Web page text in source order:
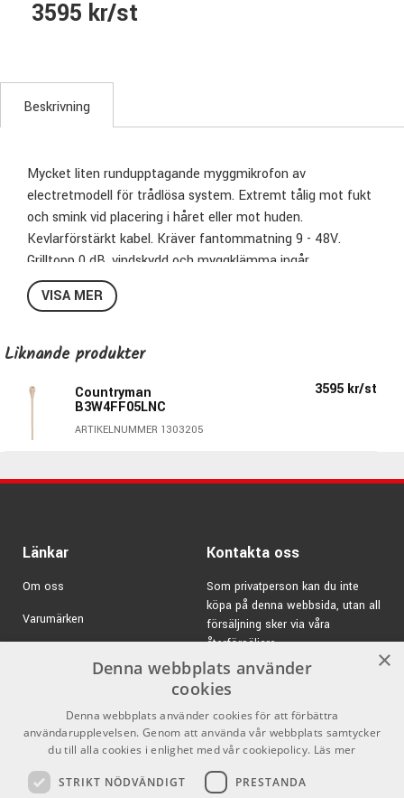
3595 kr/st
Beskrivning
Mycket liten rundupptagande myggmikrofon av
electretmodell för trådlösa system. Extremt tålig mot fukt
och smink vid placering i håret eller mot huden.
Kevlarförstärkt kabel. Kräver fantommatning 9 - 48V.
Grilltopp 0 dB, vindskydd och myggklämma ingår.
Max SPL: 150 dB>
Vikt: 0,34 gr
VISA MER
Liknande produkter
Countryman
B3W4FF05LNC
ARTIKELNUMMER 1303205
3595 kr/st
Länkar
Om oss
Varumärken
Försäljningsvillkor
Inlogg för återförsäljare
Kontakta oss
Som privatperson kan du inte
köpa på denna webbsida, utan all
försäljning sker via våra
återförsäljare.
E-post:info@emnordic.se
×
Denna webbplats använder
cookies
Denna webbplats använder cookies för att förbättra
användarupplevelsen. Genom att använda vår webbplats samtycker
du till alla cookies i enlighet med vår cookiepolicy. Läs mer
STRIKT NÖDVÄNDIGT PRESTANDA